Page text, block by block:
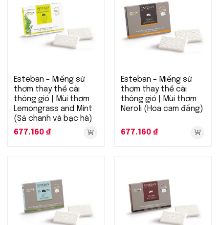
Esteban – Miếng sứ
thơm thay thế cài
thông gió | Mùi thơm
Lemongrass and Mint
(Sả chanh và bạc hà)
677.160 ₫
Esteban – Miếng sứ
thơm thay thế cài
thông gió | Mùi thơm
Neroli (Hoa cam đắng)
677.160 ₫